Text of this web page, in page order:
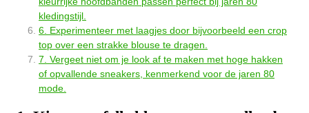
kledingstijl.
6. Experimenteer met laagjes door bijvoorbeeld een crop
top over een strakke blouse te dragen.
7. Vergeet niet om je look af te maken met hoge hakken
of opvallende sneakers, kenmerkend voor de jaren 80
mode.